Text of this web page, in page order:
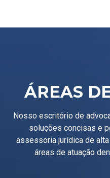
ÁREAS
Nosso escritório de
soluções concisas e
assessoria jurídica de
áreas de atuação